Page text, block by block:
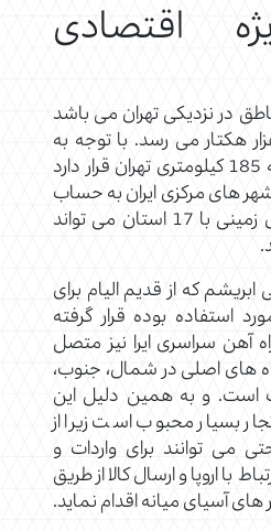
اقتصادی
در نزدیکی تهران می باشد
آن به 2000 هزار هکتار می رسد. با توجه به
اینکه این شهر در فاصله 185 کیلومتری تهران قرار دارد
های مرکزی ایران به حساب
می آید. و از طرف راههای زمینی با 17 استان می تواند
که از قدیم الیام برای
استفاده بوده قرار گرفته
آهن سراسری ایرا نیز متصل
های اصلی در شمال، جنوب،
است. و به همین دلیل این
بسیار محبوب است زیرا از
می توانند برای واردات و
با اروپا و ارسال کالا از طریق
آسیای میانه اقدام نماید.